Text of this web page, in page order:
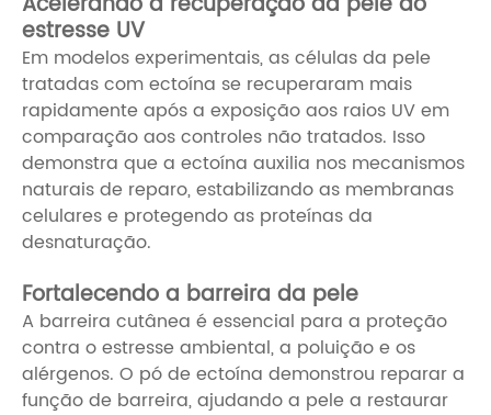
estresse UV
Em modelos experimentais, as células da pele
tratadas com ectoína se recuperaram mais
rapidamente após a exposição aos raios UV em
comparação aos controles não tratados. Isso
demonstra que a ectoína auxilia nos mecanismos
naturais de reparo, estabilizando as membranas
celulares e protegendo as proteínas da
desnaturação.
Fortalecendo a barreira da pele
A barreira cutânea é essencial para a proteção
contra o estresse ambiental, a poluição e os
alérgenos. O pó de ectoína demonstrou reparar a
função de barreira, ajudando a pele a restaurar